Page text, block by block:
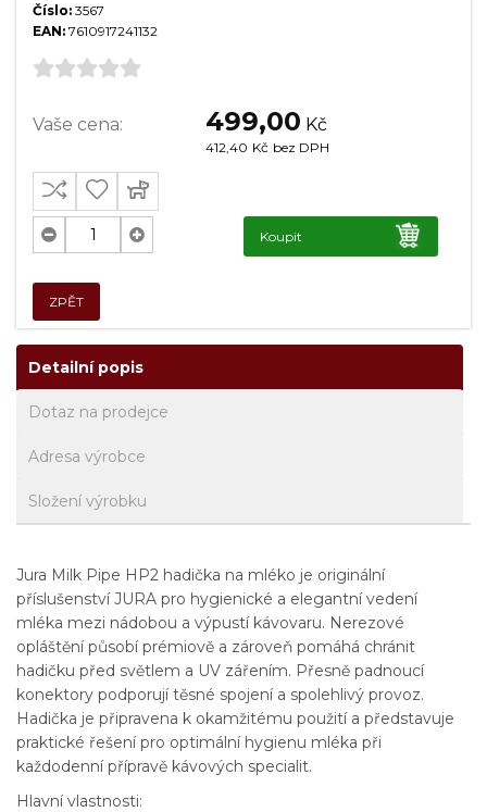
Číslo: 3567
EAN: 7610917241132
Vaše cena: 499,00 Kč
412,40 Kč bez DPH
Koupit
ZPĚT
Detailní popis
Dotaz na prodejce
Adresa výrobce
Složení výrobku
Jura Milk Pipe HP2 hadička na mléko je originální
příslušenství JURA pro hygienické a elegantní vedení
mléka mezi nádobou a výpustí kávovaru. Nerezové
opláštění působí prémiově a zároveň pomáhá chránit
hadičku před světlem a UV zářením. Přesně padnoucí
konektory podporují těsné spojení a spolehlivý provoz.
Hadička je připravena k okamžitému použití a představuje
praktické řešení pro optimální hygienu mléka při
každodenní přípravě kávových specialit.
Hlavní vlastnosti: